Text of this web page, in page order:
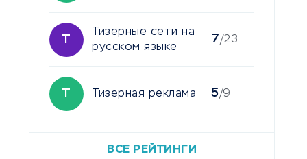
Тизерные сети на
русском языке
7/23
Тизерная реклама 5/9
ВСЕ РЕЙТИНГИ